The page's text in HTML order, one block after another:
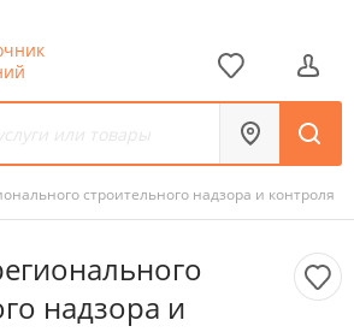
строительного надзора и контроля
надзора и